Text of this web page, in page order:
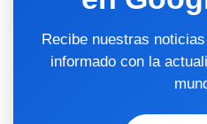
Recibe nuestras
informado con la